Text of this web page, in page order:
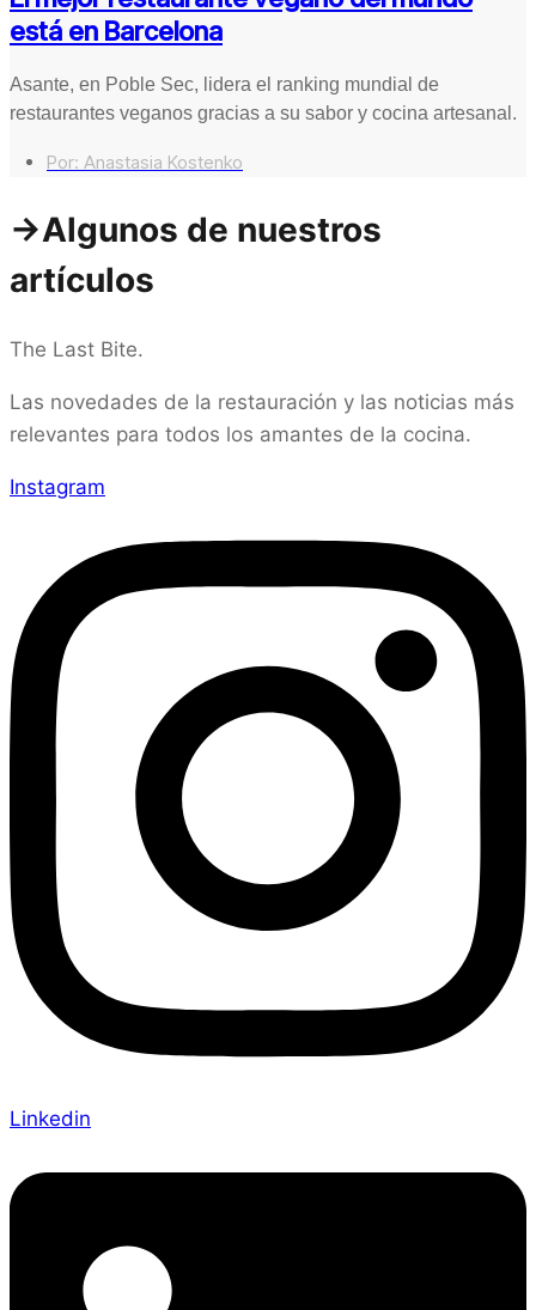
está en Barcelona
Asante, en Poble Sec, lidera el ranking mundial de
restaurantes veganos gracias a su sabor y cocina artesanal.
Por: Anastasia Kostenko
->Algunos de nuestros
artículos
The Last Bite.
Las novedades de la restauración y las noticias más
relevantes para todos los amantes de la cocina.
Instagram
Linkedin